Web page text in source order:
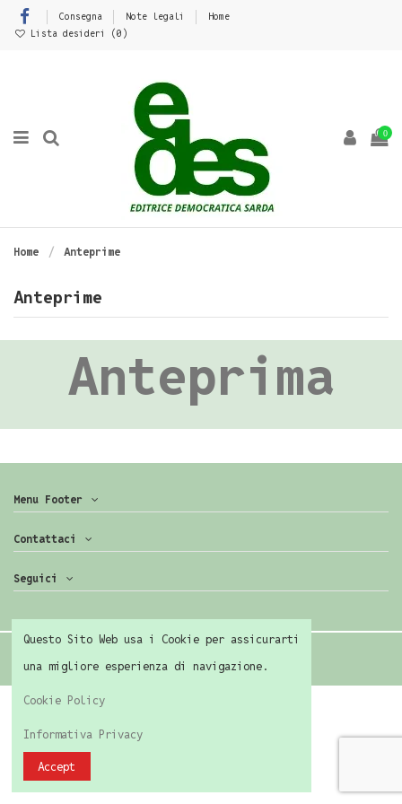
Consegna Note legali
Home
Lista desideri (0 )
0
Home Anteprime
Anteprime
Anteprima
Menu Footer
Contattaci
Seguici
Questo Sito Web usa i Cookie per assicurarti
una migliore esperienza di navigazione.
Cookie Policy
Informativa Privacy
Accept